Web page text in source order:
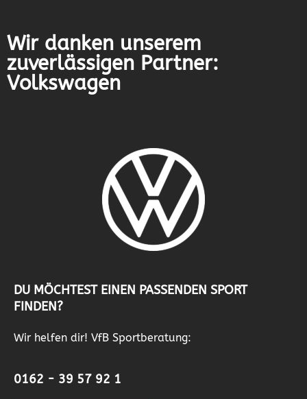
Wir danken unserem
zuverlässigen Partner:
Volkswagen
DU MÖCHTEST EINEN PASSENDEN SPORT
FINDEN?
Wir helfen dir! VfB Sportberatung:
0162 - 39 57 92 1